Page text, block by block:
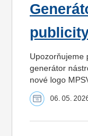
Upozorňujeme
generátor
nové logo
06. 05.